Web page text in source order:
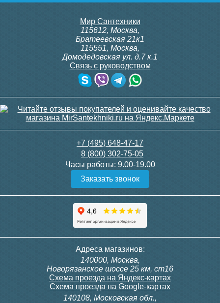
Мир Сантехники
115612, Москва,
Братеевская 21к1
115551, Москва,
Домодедовская ул. д.7 к.1
Связь с руководством
+7 (495) 648-47-17
8 (800) 302-75-05
Часы работы: 9.00-19.00
Заказать звонок
Адреса магазинов:
140000, Москва,
Новорязанское шоссе 25 км, ст16
Схема проезда на Яндекс-картах
Схема проезда на Google-картах
140108, Московская обл.,